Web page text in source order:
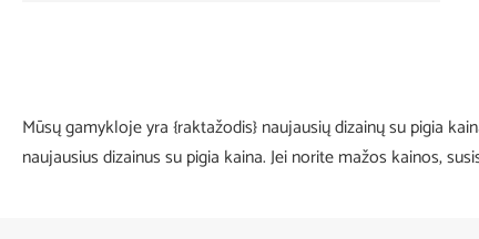
Mūsų gamykloje yra {raktažodis} naujausių dizainų su pigia
naujausius dizainus su pigia kaina. Jei norite mažos kainos,